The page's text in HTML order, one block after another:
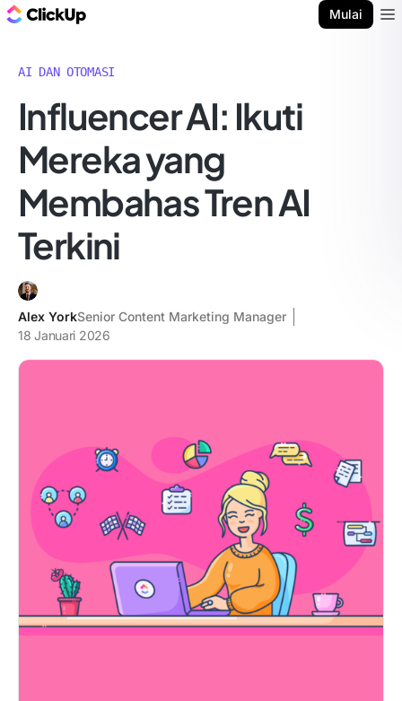
Mulai
AI DAN OTOMASI
Influencer AI: Ikuti
Mereka yang
Membahas Tren AI
Terkini
Alex YorkSenior Content Marketing Manager
18 Januari 2026